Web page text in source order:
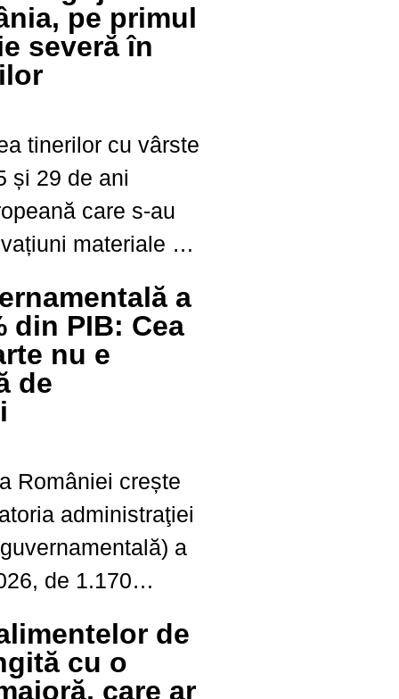
pe primul
severă în
tinerilor cu vârste
și 29 de ani
care s-au
materiale și
Potrivit
Eurostat,
la 5,8%,...
a
din PIB: Cea
nu e
de
României crește
administraţiei
a
de 1.170
luna precedentă,
de
de
cu o
care ar